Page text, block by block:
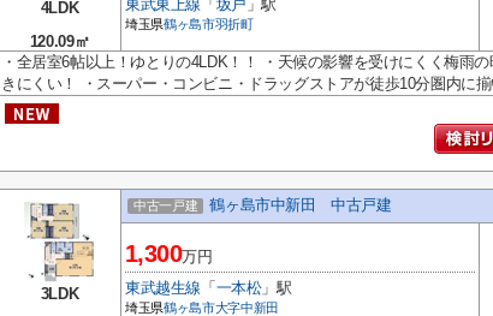
4LDK
120.09㎡
東武東上線 「 坂戸 」駅
埼玉県鶴ヶ島市羽折町
・全居室6帖以上！ゆとりの4LDK！！ ・天候の影響を受けにくく梅雨
きにくい！ ・スーパー・コンビニ・ドラッグストアが徒歩10分圏内に
3LDK
中古一戸建 鶴ヶ島市中新田 中古戸建
1,300万円
東武越生線 「 一本松」駅
埼玉県鶴ヶ島市大字中新田